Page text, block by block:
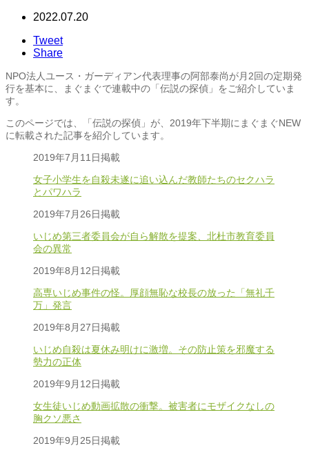
2022.07.20
Tweet
Share
NPO法人ユース・ガーディアン代表理事の阿部泰尚が月2回の定期発
行を基本に、まぐまぐで連載中の「伝説の探偵」をご紹介していま
す。
このページでは、「伝説の探偵」が、2019年下半期にまぐまぐNEW
に転載された記事を紹介しています。
2019年7月11日掲載
女子小学生を自殺未遂に追い込んだ教師たちのセクハラ
とパワハラ
2019年7月26日掲載
いじめ第三者委員会が自ら解散を提案、北杜市教育委員
会の異常
2019年8月12日掲載
高専いじめ事件の怪。厚顔無恥な校長の放った「無礼千
万」発言
2019年8月27日掲載
いじめ自殺は夏休み明けに激増。その防止策を邪魔する
勢力の正体
2019年9月12日掲載
女生徒いじめ動画拡散の衝撃。被害者にモザイクなしの
胸クソ悪さ
2019年9月25日掲載